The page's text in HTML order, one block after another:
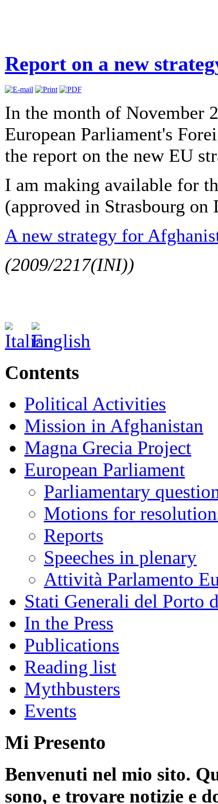
Report on a new
In the month of November
European Parliament's
the report on the new EU
I am making available for
(approved in Strasbourg on
A new strategy for
(2009/2217(INI))
Contents
Political Activities
Mission in Afghanistan
Magna Grecia Project
European Parliament
Parliamentary
Motions for
Reports
Speeches in plenary
Attività Parlamento
Stati Generali del Porto
In the Press
Publications
Reading list
Mythbusters
Events
Mi Presento
Benvenuti nel mio sito.
sono, e trovare notizie e